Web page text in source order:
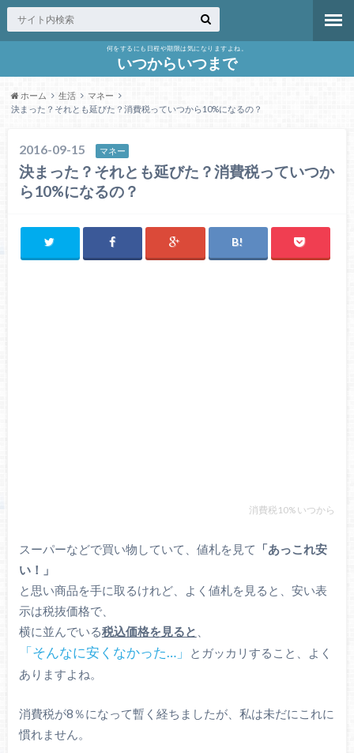
何をするにも日程や期限は気になりますよね。
いつからいつまで
ホーム 生活
マネー
決まった？それとも延びた？消費税っていつから10%になるの？
2016-09-15 マネー
決まった？それとも延びた？消費税っていつか
ら10%になるの？
消費税10% いつから
スーパーなどで買い物していて、値札を見て 「あっこれ安
い！」
と思い商品を手に取るけれど、よく値札を見ると、安い表
示は税抜価格で、
横に並んでいる税込価格を見ると
「そんなに安くなかった…」
とガッカリすること、よく
ありますよね。
消費税が8％になって暫く経ちましたが、私は未だにこれに
慣れません。